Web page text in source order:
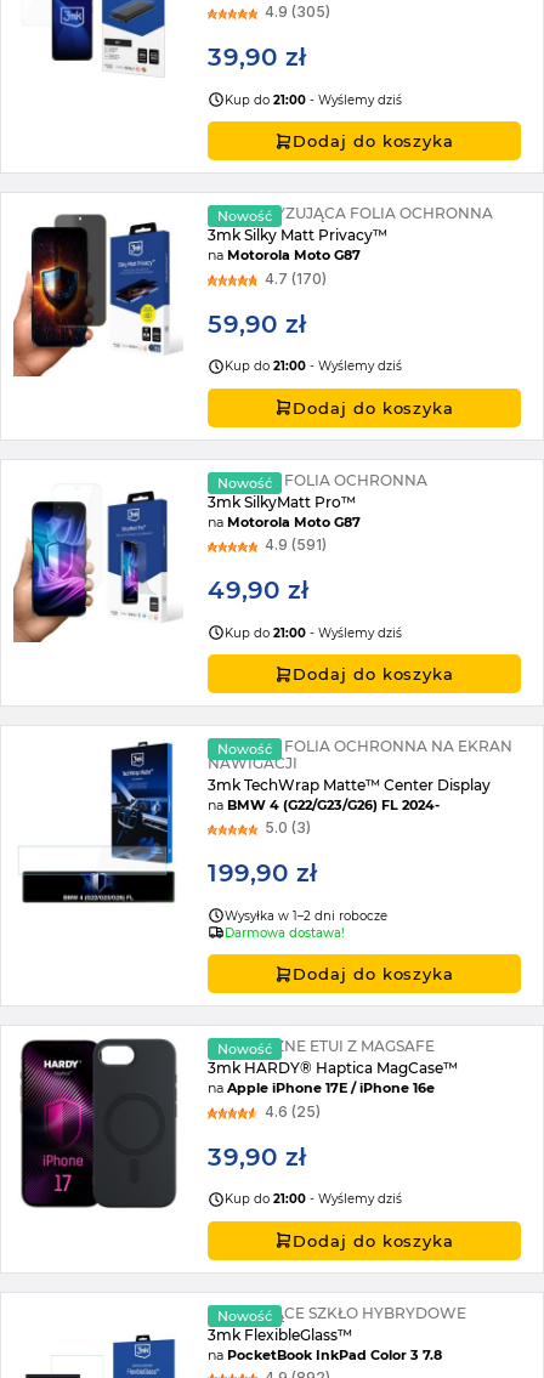
4.9 (305)
39,90 zł
Kup do21:00 - Wyślemy dziś
Dodaj do koszyka
Nowość
PRYWATYZUJĄCA FOLIA OCHRONNA
3mk Silky Matt Privacy™
naMotorola Moto G87
4.7 (170)
59,90 zł
Kup do21:00 - Wyślemy dziś
Dodaj do koszyka
Nowość
MATOWA FOLIA OCHRONNA
3mk SilkyMatt Pro™
naMotorola Moto G87
4.9 (591)
49,90 zł
Kup do21:00 - Wyślemy dziś
Dodaj do koszyka
Nowość
MATOWA FOLIA OCHRONNA NA EKRAN
NAWIGACJI
3mk TechWrap Matte™ Center Display
naBMW 4 (G22/G23/G26) FL 2024-
5.0 (3)
199,90 zł
Wysyłka w 1–2 dni robocze
Darmowa dostawa!
Dodaj do koszyka
Nowość
ELASTYCZNE ETUI Z MAGSAFE
3mk HARDY® Haptica MagCase™
naApple iPhone 17E / iPhone 16e
4.6 (25)
39,90 zł
Kup do21:00 - Wyślemy dziś
Dodaj do koszyka
Nowość
NIETŁUKĄCE SZKŁO HYBRYDOWE
3mk FlexibleGlass™
naPocketBook InkPad Color 3 7.8